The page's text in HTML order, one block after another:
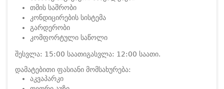
თმის საშრობი
კონდიცირების სისტემა
გარდერობი
კომფორტული საწოლი
შესვლა: 15:00 საათიგასვლა: 12:00 საათი.
დამატებითი ფასიანი მომსახურება:
აკვაპარკი